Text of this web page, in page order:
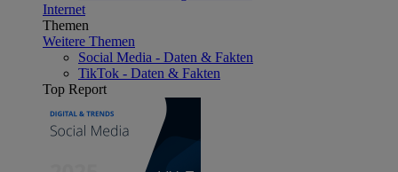
Internet
Themen
Weitere Themen
Social Media - Daten & Fakten
TikTok - Daten & Fakten
Top Report